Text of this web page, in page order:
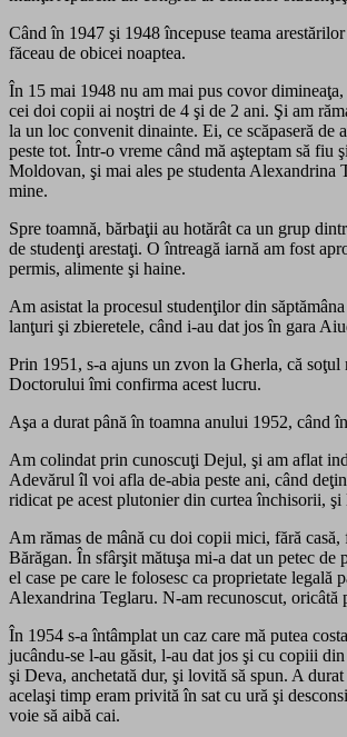
Când în 1947 şi 1948 începuse teama
făceau de obicei noaptea.
În 15 mai 1948 nu am mai pus covor
cei doi copii ai noştri de 4 şi de 2 ani. Şi am
la un loc convenit dinainte. Ei, ce scăpaseră de
peste tot. Într-o vreme când mă aşteptam să
Moldovan, şi mai ales pe studenta Alexandrina
mine.
Spre toamnă, bărbaţii au hotărât ca un grup
de studenţi arestaţi. O întreagă iarnă am fost
permis, alimente şi haine.
Am asistat la procesul studenţilor din
lanţuri şi zbieretele, când i-au dat jos în gara
Prin 1951, s-a ajuns un zvon la Gherla, că
Doctorului îmi confirma acest lucru.
Aşa a durat până în toamna anului 1952, când
Am colindat prin cunoscuţi Dejul, şi am aflat
Adevărul îl voi afla de-abia peste ani, când
ridicat pe acest plutonier din curtea închisorii,
Am rămas de mână cu doi copii mici, fără
Bărăgan. În sfârşit mătuşa mi-a dat un petec
el case pe care le folosesc ca proprietate
Alexandrina Teglaru. N-am recunoscut, oricâtă
În 1954 s-a întâmplat un caz care mă putea
jucându-se l-au găsit, l-au dat jos şi cu copiii
şi Deva, anchetată dur, şi lovită să spun. A
acelaşi timp eram privită în sat cu ură şi
voie să aibă cai.